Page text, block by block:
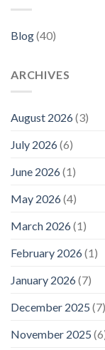
Blog(40)
ARCHIVES
August 2026(3)
July 2026(6)
June 2026(1)
May 2026(4)
March 2026(1)
February 2026(1)
January 2026(7)
December 2025 (7)
November 2025